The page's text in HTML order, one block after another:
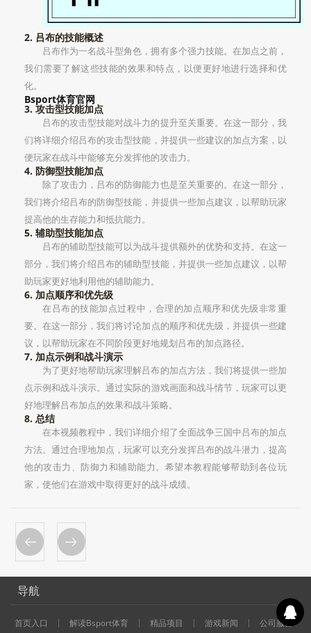
2. 吕布的技能概述
吕布作为一名战斗型角色，拥有多个强力技能。在加点之前，
我们需要了解这些技能的效果和特点，以便更好地进行选择和优
化。
Bsport体育官网
3. 攻击型技能加点
吕布的攻击型技能对战斗力的提升至关重要。在这一部分，我
们将详细介绍吕布的攻击型技能，并提供一些建议的加点方案，以
便玩家在战斗中能够充分发挥他的攻击力。
4. 防御型技能加点
除了攻击力，吕布的防御能力也是至关重要的。在这一部分，
我们将介绍吕布的防御型技能，并提供一些加点建议，以帮助玩家
提高他的生存能力和抵抗能力。
5. 辅助型技能加点
吕布的辅助型技能可以为战斗提供额外的优势和支持。在这一
部分，我们将介绍吕布的辅助型技能，并提供一些加点建议，以帮
助玩家更好地利用他的辅助能力。
6. 加点顺序和优先级
在吕布的技能加点过程中，合理的加点顺序和优先级非常重
要。在这一部分，我们将讨论加点的顺序和优先级，并提供一些建
议，以帮助玩家在不同阶段更好地规划吕布的加点路径。
7. 加点示例和战斗演示
为了更好地帮助玩家理解吕布的加点方法，我们将提供一些加
点示例和战斗演示。通过实际的游戏画面和战斗情节，玩家可以更
好地理解吕布加点的效果和战斗策略。
8. 总结
在本视频教程中，我们详细介绍了全面战争三国中吕布的加点
方法。通过合理地加点，玩家可以充分发挥吕布的战斗潜力，提高
他的攻击力、防御力和辅助能力。希望本教程能够帮助到各位玩
家，使他们在游戏中取得更好的战斗成绩。
导航
首页入口 解读Bsport体育 精品项目 游戏新闻 公司服务